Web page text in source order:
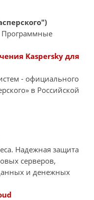
Программные
Kaspersky для
- официального
в Российской
Надежная защита
серверов,
и денежных